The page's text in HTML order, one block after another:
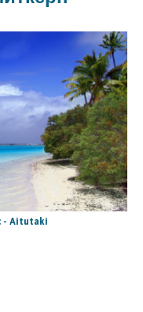
- Aitutaki